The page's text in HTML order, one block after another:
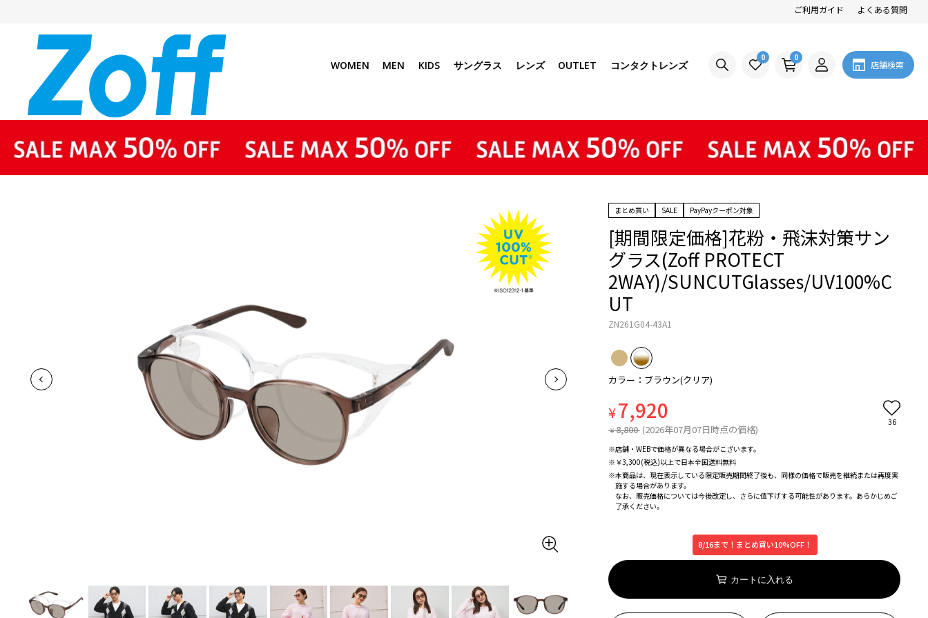
ご利用ガイド よくある質問
WOMEN MEN KIDS サングラス レンズ OUTLET コンタクトレンズ
0 0
店舗検索
まとめ買い SALE PayPayクーポン対象
[期間限定価格]花粉・飛沫対策サン
グラス(Zoff PROTECT
2WAY)/SUNCUTGlasses/UV100%C
UT
ZN261G04-43A1
カラー：ブラウン(クリア)
¥7,920
¥ 8,800 (2026年07月07日時点の価格)
36
※店舗・WEBで価格が異なる場合がこざいます。
※￥3,300(税込)以上で日本全国送料無料
※本商品は、現在表示している限定販売期間終了後も、同様の価格で販売を継続または再度実
施する場合があります。
なお、販売価格については今後改定し、さらに値下げする可能性があります。あらかじめご
了承ください。
8/16まで！まとめ買い10%OFF！
カートに入れる